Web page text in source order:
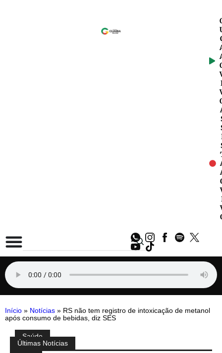
Início » Notícias » RS não tem registro de intoxicação de metanol
após consumo de bebidas, diz SES
Compartilhe:
Saúde
PÚltimas Notícias